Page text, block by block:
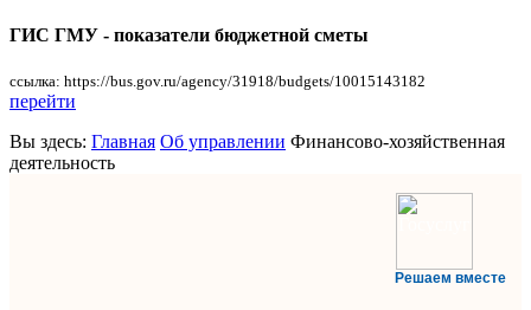
ГИС ГМУ - показатели бюджетной сметы
ссылка: https://bus.gov.ru/agency/31918/budgets/10015143182
перейти
Вы здесь: Главная Об управлении Финансово-хозяйственная
деятельность
Решаем вместе